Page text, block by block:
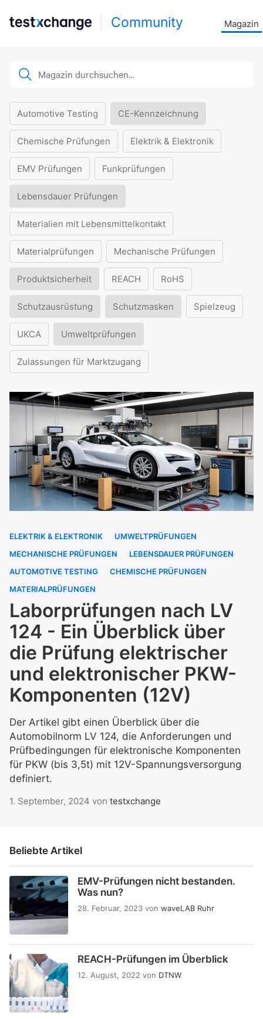
Community Magazin
Automotive Testing CE-Kennzeichnung
Chemische Prüfungen Elektrik & Elektronik
EMV Prüfungen Funkprüfungen
Lebensdauer Prüfungen
Materialien mit Lebensmittelkontakt
Materialprüfungen Mechanische Prüfungen
Produktsicherheit REACH RoHS
Schutzausrüstung Schutzmasken Spielzeug
UKCA Umweltprüfungen
Zulassungen für Marktzugang
ELEKTRIK & ELEKTRONIK
UMWELTPRÜFUNGEN
MECHANISCHE PRÜFUNGEN
LEBENSDAUER PRÜFUNGEN
AUTOMOTIVE TESTING
CHEMISCHE PRÜFUNGEN
MATERIALPRÜFUNGEN
Laborprüfungen nach LV
124 - Ein Überblick über
die Prüfung elektrischer
und elektronischer PKW-
Komponenten (12V)
Der Artikel gibt einen Überblick über die
Automobilnorm LV 124, die Anforderungen und
Prüfbedingungen für elektronische Komponenten
für PKW (bis 3,5t) mit 12V-Spannungsversorgung
definiert.
1. September, 2024 von testxchange
Beliebte Artikel
EMV-Prüfungen nicht bestanden.
Was nun?
28. Februar, 2023 von waveLAB Ruhr
REACH-Prüfungen im Überblick
12. August, 2022 von DTNW